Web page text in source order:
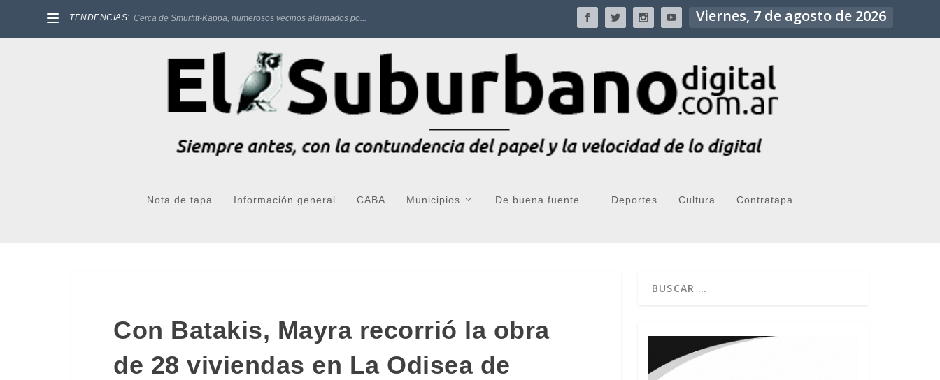
TENDENCIAS: Cerca de Smurfitt-Kappa, numerosos vecinos alarmados po... Viernes, 7 de agosto de 2026
Nota de tapa Información general CABA Municipios De buena fuente... Deportes Cultura Contratapa
Con Batakis, Mayra recorrió la obra
de 28 viviendas en La Odisea de